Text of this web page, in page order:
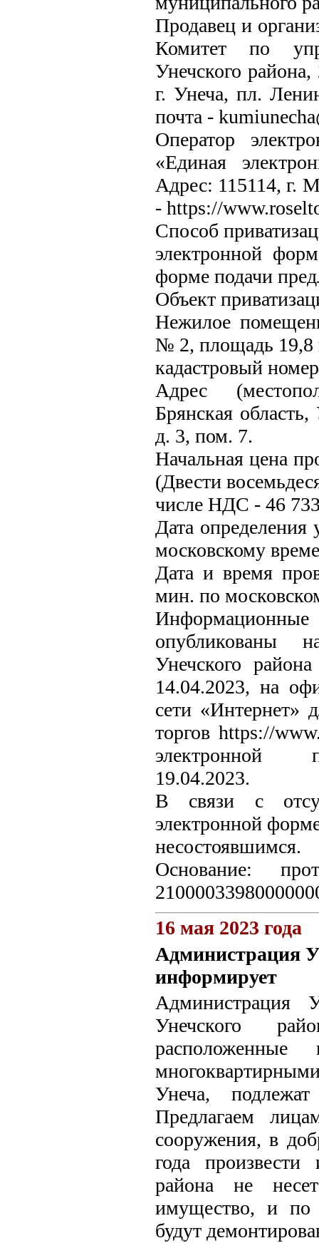
Продавец и
Комитет по
Унечского
г. Унеча, пл.
почта -
Оператор
«Единая
Адрес: 115114, г.
- https://
Способ
электронной
форме подачи
Объект
Нежилое
№ 2, площадь 19,8
кадастровый
Адрес
Брянская
д. 3, пом. 7.
Начальная цена
(Двести
числе НДС - 46
Дата определения
московскому
Дата и время
мин. по
Информационные
опубликованы
Унечского
14.04.2023, на
сети «Интернет»
торгов https://
электронной
19.04.2023.
В связи с
электронной
несостоявшимся.
Основание:
16 мая 2023 года
Администрация
информирует
Администрация
Унечского
Унеча,
Предлагаем
сооружения, в
года
района не
имущество, и по
будут